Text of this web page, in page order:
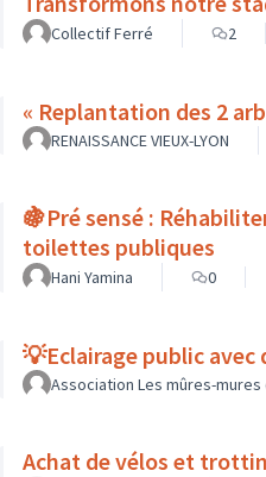
Collectif Ferré 2
RENAISSANCE VIEUX-LYON
🍇Pré sensé :
toilettes publiques
Hani Yamina 0
💡Eclairage public
Association Les mûres-mures
Achat de vélos et